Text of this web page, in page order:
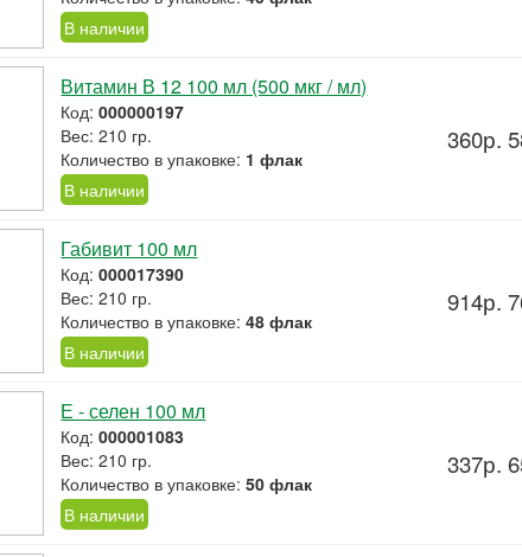
В наличии
Витамин В 12 100 мл (500 мкг / мл)
Код:000000197
Вес: 210 гр.
Количество в упаковке: 1 флак
В наличии
360р.
Габивит 100 мл
Код:000017390
Вес: 210 гр.
Количество в упаковке:48 флак
В наличии
914р.
Е - селен 100 мл
Код:000001083
Вес: 210 гр.
Количество в упаковке:50 флак
В наличии
337р.